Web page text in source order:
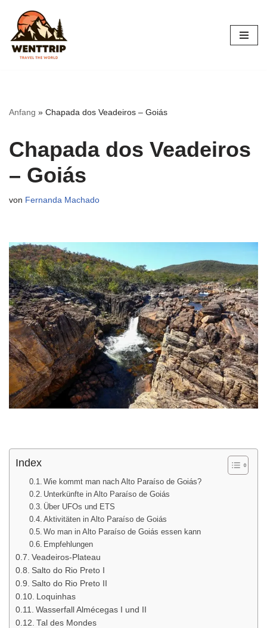
Zum
Inhalt
springen
Anfang » Chapada dos Veadeiros – Goiás
Chapada dos Veadeiros
– Goiás
von Fernanda Machado
Index
Wie kommt man nach Alto Paraíso de Goiás?
Unterkünfte in Alto Paraíso de Goiás
Über UFOs und ETS
Aktivitäten in Alto Paraíso de Goiás
Wo man in Alto Paraíso de Goiás essen kann
Empfehlungen
Veadeiros-Plateau
Salto do Rio Preto I
Salto do Rio Preto II
Loquinhas
Wasserfall Almécegas I und II
Tal des Mondes